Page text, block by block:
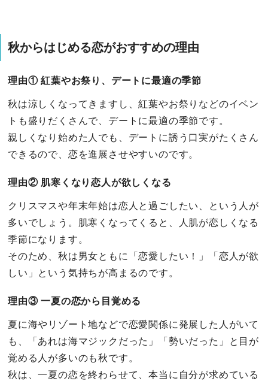
秋からはじめる恋がおすすめの理由
理由① 紅葉やお祭り、デートに最適の季節
秋は涼しくなってきますし、紅葉やお祭りなどのイベン
トも盛りだくさんで、デートに最適の季節です。
親しくなり始めた人でも、デートに誘う口実がたくさん
できるので、恋を進展させやすいのです。
理由② 肌寒くなり恋人が欲しくなる
クリスマスや年末年始は恋人と過ごしたい、という人が
多いでしょう。肌寒くなってくると、人肌が恋しくなる
季節になります。
そのため、秋は男女ともに「恋愛したい！」「恋人が欲
しい」という気持ちが高まるのです。
理由③ 一夏の恋から目覚める
夏に海やリゾート地などで恋愛関係に発展した人がいて
も、「あれは海マジックだった」「勢いだった」と目が
覚める人が多いのも秋です。
秋は、一夏の恋を終わらせて、本当に自分が求めている